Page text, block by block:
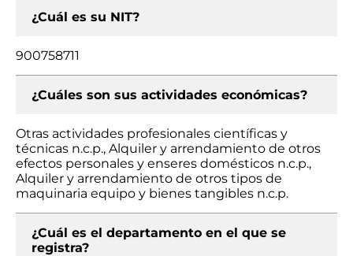
¿Cuál es su NIT?
900758711
¿Cuáles son sus actividades económicas?
Otras actividades profesionales científicas y
técnicas n.c.p., Alquiler y arrendamiento de otros
efectos personales y enseres domésticos n.c.p.,
Alquiler y arrendamiento de otros tipos de
maquinaria equipo y bienes tangibles n.c.p.
¿Cuál es el departamento en el que se
registra?